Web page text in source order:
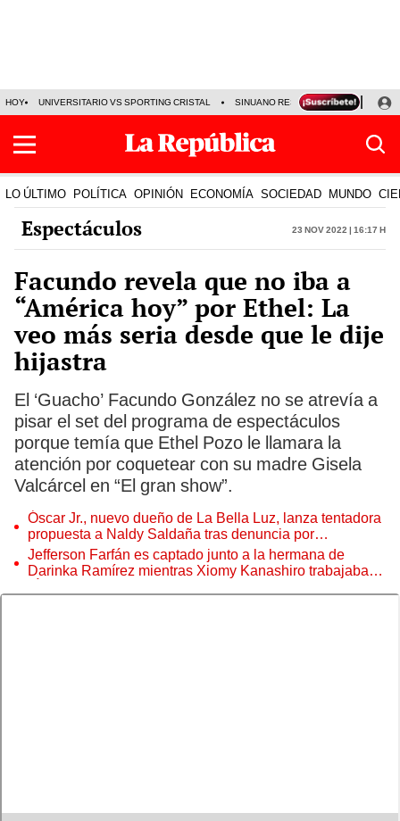
HOY UNIVERSITARIO VS SPORTING CRISTAL SINUANO RESULTADOS HOY
LO ÚLTIMO POLÍTICA OPINIÓN ECONOMÍA SOCIEDAD MUNDO
Espectáculos 23 Nov 2022 | 16:17 h
Facundo revela que no iba a
“América hoy” por Ethel: La
veo más seria desde que le dije
hijastra
El ‘Guacho’ Facundo González no se atrevía a
pisar el set del programa de espectáculos
porque temía que Ethel Pozo le llamara la
atención por coquetear con su madre Gisela
Valcárcel en “El gran show”.
Óscar Jr., nuevo dueño de La Bella Luz, lanza tentadora
propuesta a Naldy Saldaña tras denuncia por
tocamientos
Jefferson Farfán es captado junto a la hermana de
Darinka Ramírez mientras Xiomy Kanashiro trabajaba: